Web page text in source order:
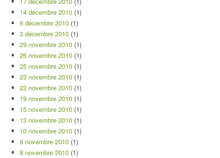
14 décembre 2010 (1)
6 décembre 2010 (1)
3 décembre 2010 (1)
29 novembre 2010 (1)
26 novembre 2010 (1)
25 novembre 2010 (1)
23 novembre 2010 (1)
22 novembre 2010 (1)
19 novembre 2010 (1)
15 novembre 2010 (1)
13 novembre 2010 (1)
10 novembre 2010 (1)
9 novembre 2010 (1)
8 novembre 2010 (1)